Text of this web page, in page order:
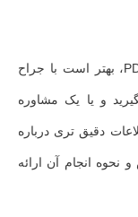
برای اطلاع از هزینه دقیق لیفت سینه با نخ PDO، بهتر است با جراح
و یا یک مشاوره
دقیق‌ تری درباره
نحوه انجام آن ارائه